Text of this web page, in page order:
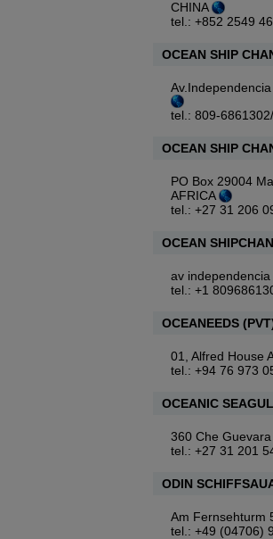
CHINA
tel.: +852 2549
OCEAN SHIP
tel.: 809-
OCEAN SHIP
PO Box 29004
AFRICA
tel.: +27 31 206
OCEAN
av
tel.: +1
OCEANEEDS
01, Alfred House
tel.: +94 76 973
OCEANIC
360 Che
tel.: +27 31 201
ODIN
Am Fernsehturm
tel.: +49 (04706)